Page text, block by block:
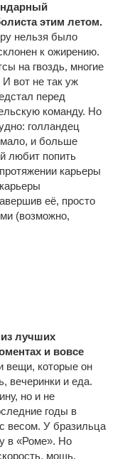
этим летом.
нельзя было
к ожирению.
на гвоздь, многие
вот не так уж
перед
команду. Но
голландец
и больше
любит попить
карьеры
её, просто
(возможно,
лучших
и вовсе
вещи, которые он
вечеринки и еда.
но и не
годы в
весом. У бразильца
в «Роме». Но
мощь,